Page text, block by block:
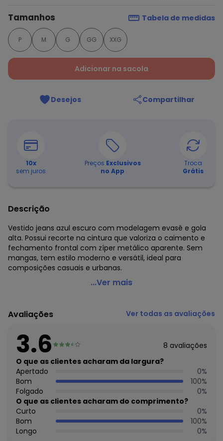
Tamanhos Tabela de medidas
P M G GG XXG
Adicionar na sacola
Desejos Compartilhar
10x
sem juros
Preços Exclusivos
no App
Troca
Grátis
Descrição
Vestido jeans azul escuro com modelagem evasê e gola
alta. Possui recorte na cintura que valoriza o caimento e
fechamento frontal com zíper metálico aparente. Sem
mangas, tem estilo moderno e versátil, ideal para
composições casuais e urbanas.
Quintess - Vestido Azul Escuro em Jeans
Modelagem: Solta
Modelo: Evasê
Comprimento: Midi
Decote frente: Com gola rolê
Fechamento: Em zíper
Tecido: Jeans 170g 100% algodão sarja
Uso trabalho: Sim
...Ver mais
Avaliações Ver todas as avaliações
3.6 8 avaliações
O que as clientes acharam da largura?
Apertado
0%
Bom
100%
Folgado
0%
O que as clientes acharam do comprimento?
Curto
0%
Bom
100%
Longo
0%